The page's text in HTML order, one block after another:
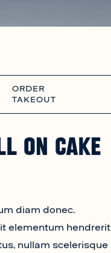
ORDER
TAKEOUT
On Cake
diam donec.
elementum hendrerit
nullam scelerisque